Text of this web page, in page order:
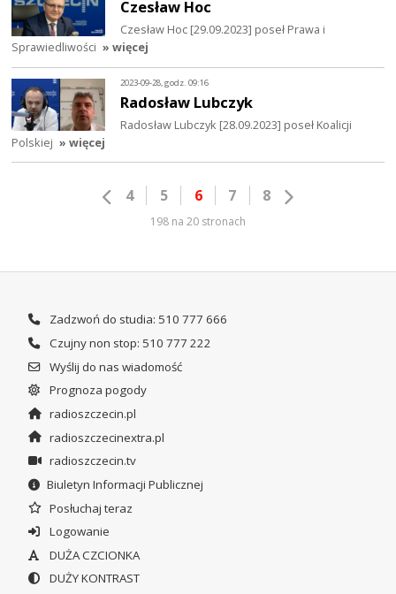
Czesław Hoc
Czesław Hoc [29.09.2023] poseł Prawa i
Sprawiedliwości » więcej
2023-09-28, godz. 09:16
Radosław Lubczyk
Radosław Lubczyk [28.09.2023] poseł Koalicji
Polskiej » więcej
4 5 6 7 8
198 na 20 stronach
Zadzwoń do studia: 510 777 666
Czujny non stop: 510 777 222
Wyślij do nas wiadomość
Prognoza pogody
radioszczecin.pl
radioszczecinextra.pl
radioszczecin.tv
Biuletyn Informacji Publicznej
Posłuchaj teraz
Logowanie
DUŻA CZCIONKA
DUŻY KONTRAST